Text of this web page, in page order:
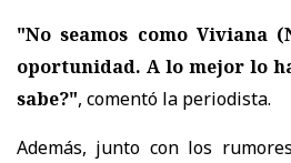
"No seamos como Viviana
oportunidad. A lo mejor lo
sabe?", comentó la periodista.
Además, junto con los